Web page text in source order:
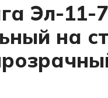
Эл-11-
на